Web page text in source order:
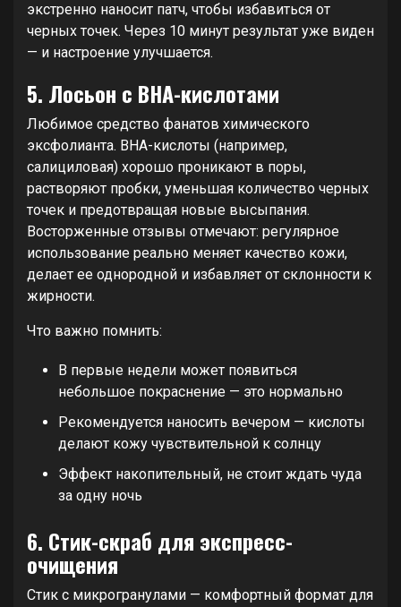
экстренно наносит патч, чтобы избавиться от
черных точек. Через 10 минут результат уже виден
— и настроение улучшается.
5. Лосьон с BHA-кислотами
Любимое средство фанатов химического
эксфолианта. BHA-кислоты (например,
салициловая) хорошо проникают в поры,
растворяют пробки, уменьшая количество черных
точек и предотвращая новые высыпания.
Восторженные отзывы отмечают: регулярное
использование реально меняет качество кожи,
делает ее однородной и избавляет от склонности к
жирности.
Что важно помнить:
В первые недели может появиться
небольшое покраснение — это нормально
Рекомендуется наносить вечером — кислоты
делают кожу чувствительной к солнцу
Эффект накопительный, не стоит ждать чуда
за одну ночь
6. Стик-скраб для экспресс-
очищения
Стик с микрогранулами — комфортный формат для